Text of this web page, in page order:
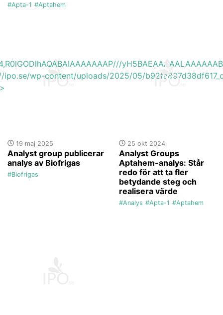
#Apta-1 #Aptahem
wp-content/uploads/2025/05/
19 maj 2025
Analyst group publicerar
analys av Biofrigas
#Biofrigas
25 okt 2024
Analyst Groups
Aptahem-analys: Står
redo för att ta fler
betydande steg och
realisera värde
#Analys #Apta-1 #Aptahem